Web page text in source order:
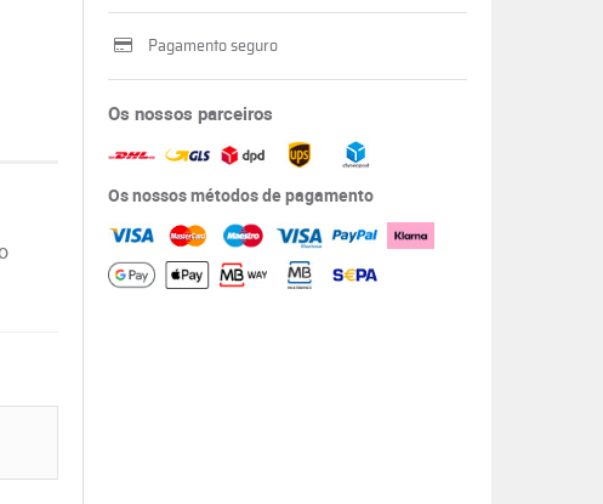
Pagamento seguro
Os nossos parceiros
Os nossos métodos de pagamento